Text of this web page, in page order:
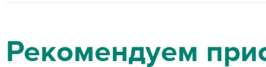
Рекомендуем